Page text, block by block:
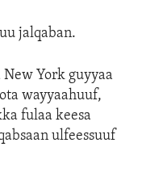
jalqaban.
New York guyyaa
wayyaahuuf,
fulaa keesa
ulfeessuuf